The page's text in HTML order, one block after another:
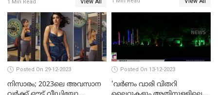
1 Min Read View All
Posted On 29-12-2023
നിസാരം; 2023ലെ അവസാന
Posted On 13-12-2023
'വര്‍ണം വാരി വിതറി